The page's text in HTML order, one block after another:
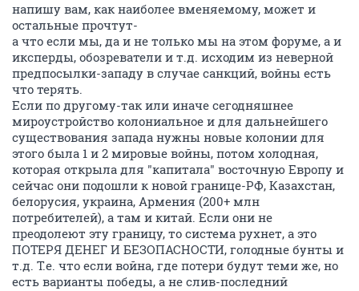
напишу вам, как наиболее вменяемому, может и
остальные прочтут-
а что если мы, да и не только мы на этом форуме, а и
иксперды, обозреватели и т.д. исходим из неверной
предпосылки-западу в случае санкций, войны есть
что терять.
Если по другому-так или иначе сегодняшнее
мироустройство колониальное и для дальнейшего
существования запада нужны новые колонии для
этого была 1 и 2 мировые войны, потом холодная,
которая открыла для "капитала" восточную Европу и
сейчас они подошли к новой границе-РФ, Казахстан,
белорусия, украина, Армения (200+ млн
потребителей), а там и китай. Если они не
преодолеют эту границу, то система рухнет, а это
ПОТЕРЯ ДЕНЕГ И БЕЗОПАСНОСТИ, голодные бунты и
т.д. Т.е. что если война, где потери будут теми же, но
есть варианты победы, а не слив-последний